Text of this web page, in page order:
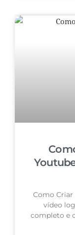
Como Criar
vídeo
completo e